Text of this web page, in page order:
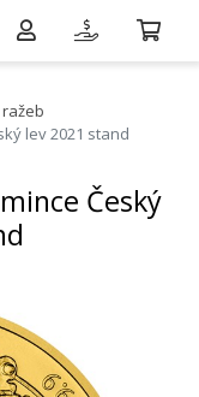
lev 2021 stand
Český